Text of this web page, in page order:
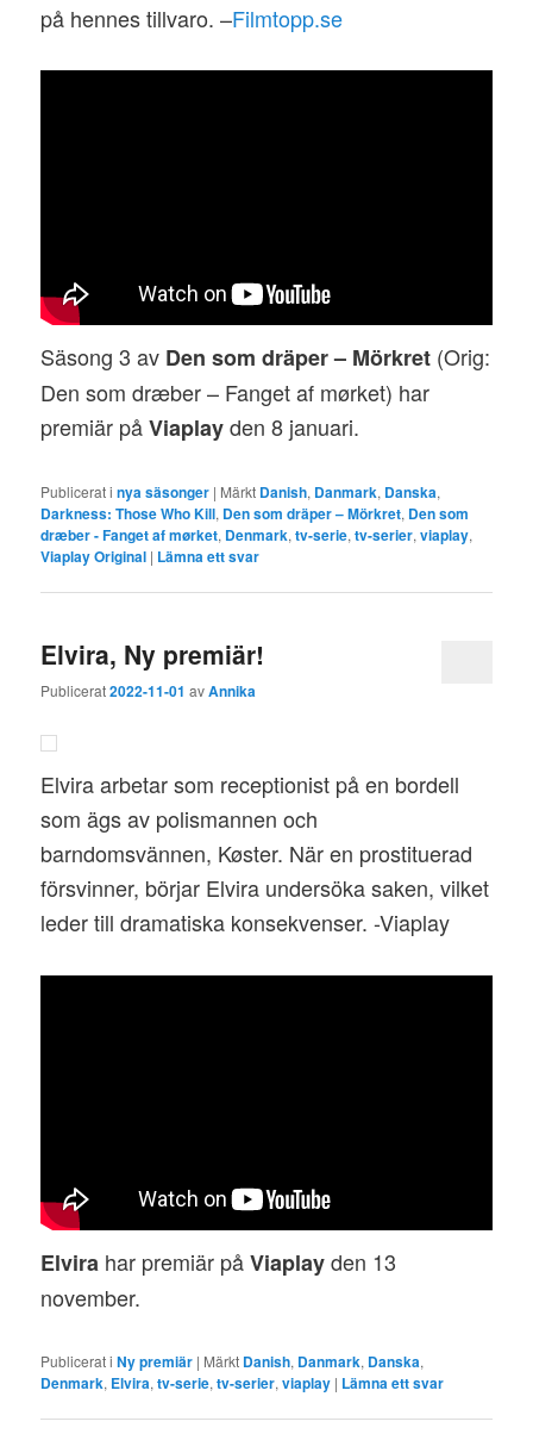
på hennes tillvaro. –Filmtopp.se
Säsong 3 av Den som dräper – Mörkret (Orig:
Den som dræber – Fanget af mørket) har
premiär påViaplayden 8 januari.
Publicerat i nya säsonger | Märkt Danish, Danmark, Danska,
Darkness: Those Who Kill, Den som dräper – Mörkret, Den som
dræber - Fanget af mørket, Denmark,tv-serie,tv-serier,viaplay,
Viaplay Original | Lämna ett svar
Elvira, Ny premiär!
Publicerat2022-11-01 avAnnika
Elvira arbetar som receptionist på en bordell
som ägs av polismannen och
barndomsvännen, Køster. När en prostituerad
försvinner, börjar Elvira undersöka saken, vilket
leder till dramatiska konsekvenser. -Viaplay
Elvira har premiär påViaplayden 13
november.
Publicerat i Ny premiär | Märkt Danish, Danmark, Danska,
Denmark, Elvira,tv-serie,tv-serier,viaplay | Lämna ett svar